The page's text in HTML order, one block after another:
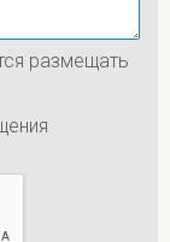
размещать